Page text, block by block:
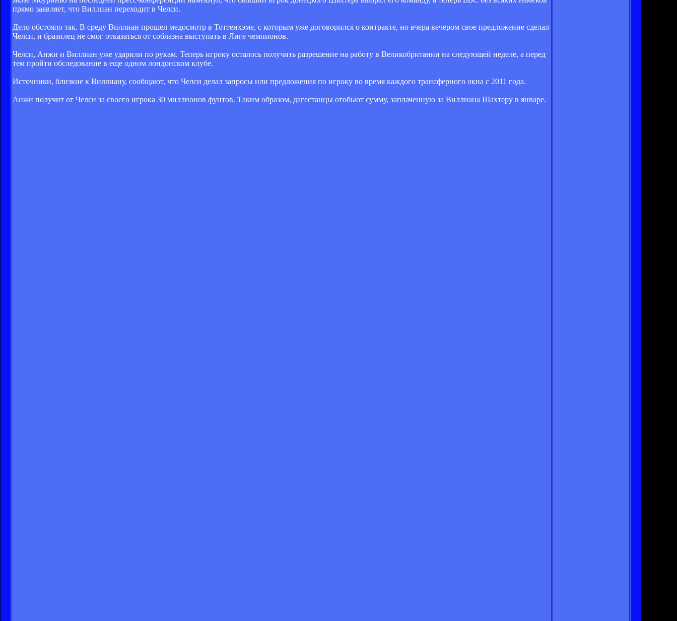
прямо заявляет, что Виллиан переходит в Челси.
Дело обстояло так. В среду Виллиан прошел медосмотр в Тоттенхэме, с которым уже договорился о контракте, но вчера вечером свое предложение сделал
Челси, и бразилец не смог отказаться от соблазна выступать в Лиге чемпионов.
Челси, Анжи и Виллиан уже ударили по рукам. Теперь игроку осталось получить разрешение на работу в Великобритании на следующей неделе, а перед
тем пройти обследование в еще одном лондонском клубе.
Источники, близкие к Виллиану, сообщают, что Челси делал запросы или предложения по игроку во время каждого трансферного окна с 2011 года.
Анжи получит от Челси за своего игрока 30 миллионов фунтов. Таким образом, дагестанцы отобьют сумму, заплаченную за Виллиана Шахтеру в январе.